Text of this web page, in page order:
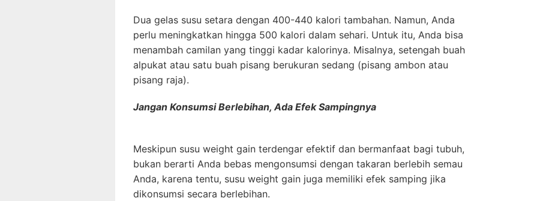
Dua gelas susu setara dengan 400-440 kalori tambahan. Namun, Anda
perlu meningkatkan hingga 500 kalori dalam sehari. Untuk itu, Anda bisa
menambah camilan yang tinggi kadar kalorinya. Misalnya, setengah buah
alpukat atau satu buah pisang berukuran sedang (pisang ambon atau
pisang raja).
Jangan Konsumsi Berlebihan, Ada Efek Sampingnya
Meskipun susu weight gain terdengar efektif dan bermanfaat bagi tubuh,
bukan berarti Anda bebas mengonsumsi dengan takaran berlebih semau
Anda, karena tentu, susu weight gain juga memiliki efek samping jika
dikonsumsi secara berlebihan.